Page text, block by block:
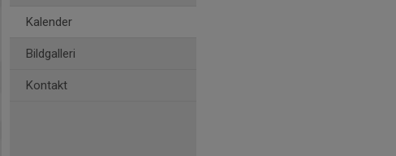
Kalender
Bildgalleri
Kontakt